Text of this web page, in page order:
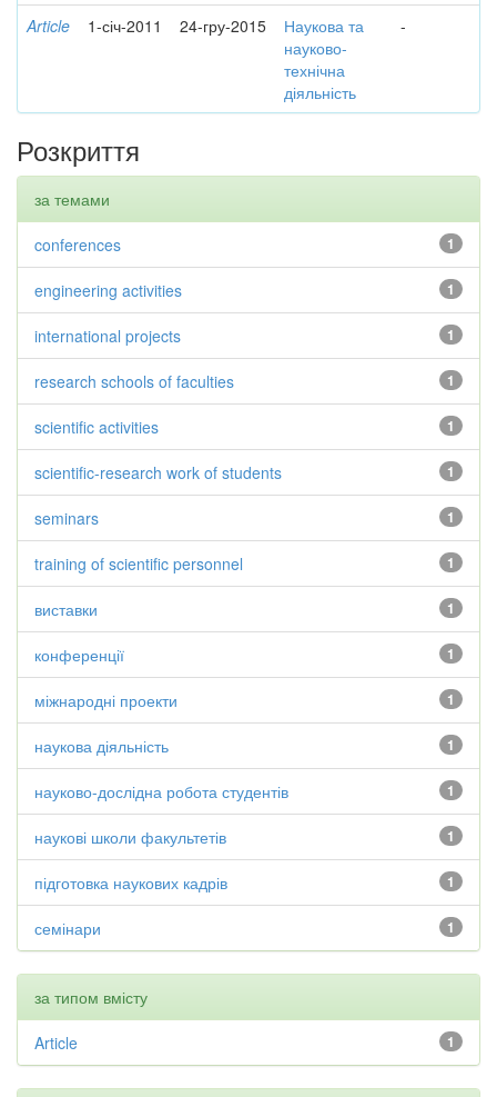
Article 1-січ-2011 24-гру-2015
Наукова та
науково-
технічна
діяльність
-
Розкриття
за темами
1
conferences
1
engineering activities
1
international projects
1
research schools of faculties
1
scientific activities
1
scientific-research work of students
1
seminars
1
training of scientific personnel
1
виставки
1
конференції
1
міжнародні проекти
1
наукова діяльність
1
науково-дослідна робота студентів
1
наукові школи факультетів
1
підготовка наукових кадрів
1
семінари
за типом вмісту
1
Article